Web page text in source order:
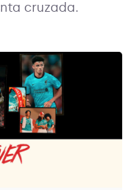
cruzada.